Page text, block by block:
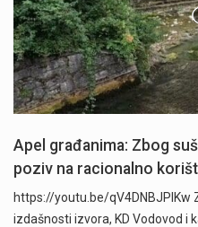
Apel građanima: Zbog
poziv na racionalno
https://youtu.be/qV4DNBJPlKw
izdašnosti izvora, KD Vodovod i